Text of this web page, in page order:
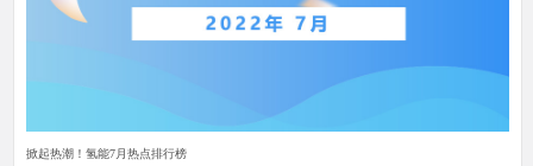
掀起热潮！氢能7月热点排行榜